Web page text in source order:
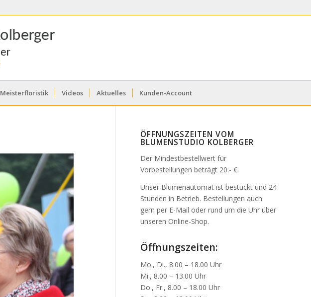
Meisterfloristik Videos Aktuelles Kunden-Account
ÖFFNUNGSZEITEN VOM
BLUMENSTUDIO KOLBERGER
Der Mindestbestellwert für
Vorbestellungen beträgt 20.- €.
Unser Blumenautomat ist bestückt und 24
Stunden in Betrieb. Bestellungen auch
gern per E-Mail oder rund um die Uhr über
unseren Online-Shop.
Öffnungszeiten:
Mo., Di., 8.00 – 18.00 Uhr
Mi., 8.00 – 13.00 Uhr
Do., Fr., 8.00 – 18.00 Uhr